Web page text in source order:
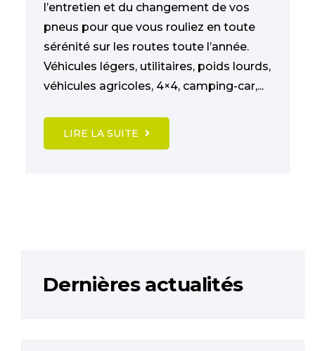
l’entretien et du changement de vos
pneus pour que vous rouliez en toute
sérénité sur les routes toute l’année.
Véhicules légers, utilitaires, poids lourds,
véhicules agricoles, 4×4, camping-car,...
LIRE LA SUITE
Dernières actualités